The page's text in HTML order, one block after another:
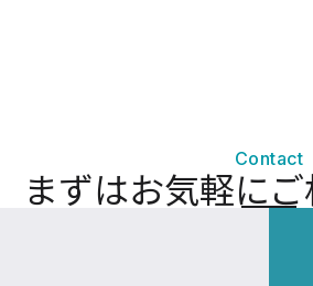
Contact
まずはお気軽に